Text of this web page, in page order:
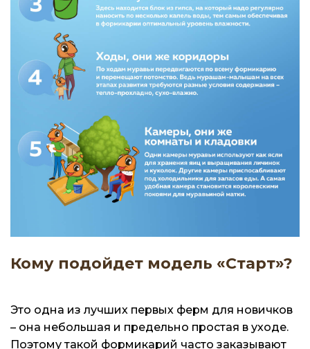
Кому подойдет модель «Старт»?
Это одна из лучших первых ферм для новичков
– она небольшая и предельно простая в уходе.
Поэтому такой формикарий часто заказывают